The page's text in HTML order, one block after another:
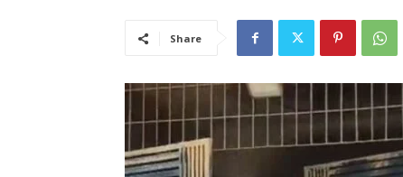
Share